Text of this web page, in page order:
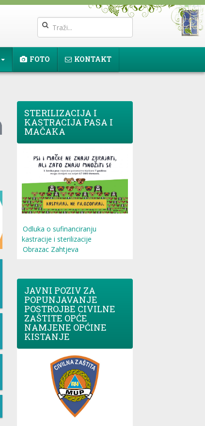
FOTO KONTAKT
STERILIZACIJA I
KASTRACIJA PASA I
MAČAKA
Odluka o sufinanciranju
kastracije i sterilizacije
Obrazac Zahtjeva
JAVNI POZIV ZA
POPUNJAVANJE
POSTROJBE CIVILNE
ZAŠTITE OPĆE
NAMJENE OPĆINE
KISTANJE